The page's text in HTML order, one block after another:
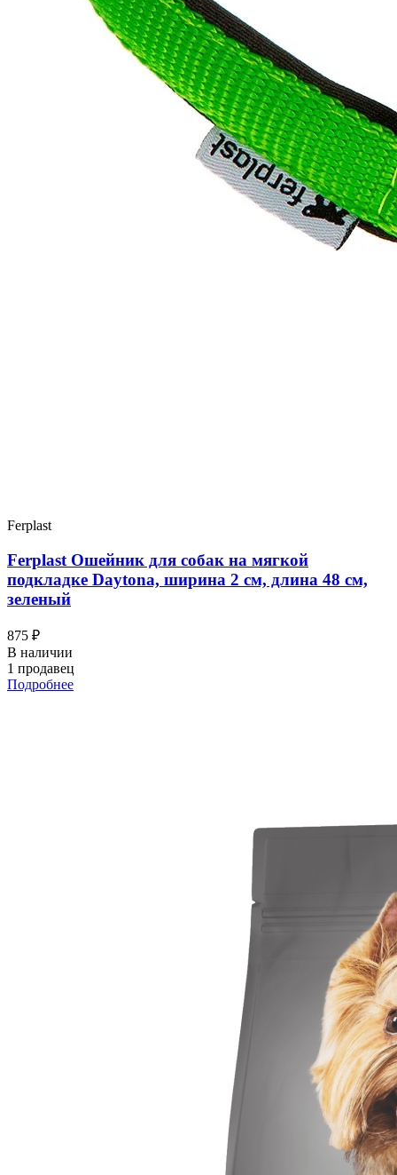
Ferplast
Ferplast Ошейник для собак на мягкой
подкладке Daytona, ширина 2 см, длина 48 см,
зеленый
875 ₽
В наличии
1 продавец
Подробнее